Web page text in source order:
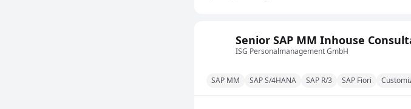
Senior SAP MM Inhouse
ISG Personalmanagement GmbH
SAP MM SAP S/4HANA SAP R/3 SAP Fiori